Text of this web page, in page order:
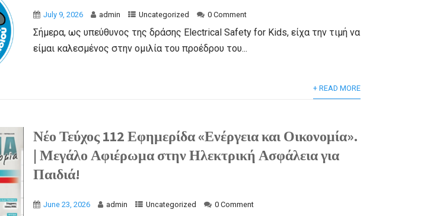
July 9, 2026 admin Uncategorized 0 Comment
Σήμερα, ως υπεύθυνος της δράσης Electrical Safety for Kids, είχα την τιμή να
είμαι καλεσμένος στην ομιλία του προέδρου του...
+ READ MORE
Νέο Τεύχος 112 Εφημερίδα «Ενέργεια και Οικονομία».
| Μεγάλο Αφιέρωμα στην Ηλεκτρική Ασφάλεια για
Παιδιά!
June 23, 2026 admin Uncategorized 0 Comment